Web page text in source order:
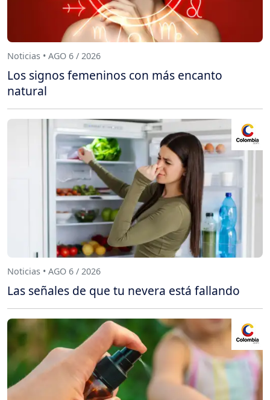
Noticias • AGO 6 / 2026
Los signos femeninos con más encanto
natural
Noticias • AGO 6 / 2026
Las señales de que tu nevera está fallando